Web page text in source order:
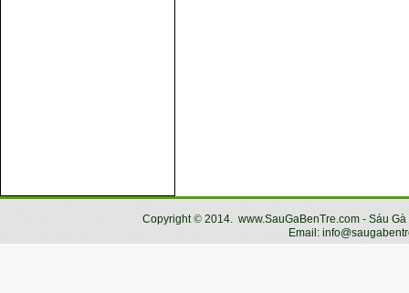
Copyright© 2014. www.SauGaBenTre.com - Sáu
Email: